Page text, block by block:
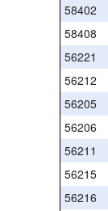
58402
58408
56221
56212
56205
56206
56211
56215
56216